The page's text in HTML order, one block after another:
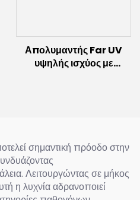
Απολυμαντής Far UV
υψηλής ισχύος με
σημαντική πρόοδο στην
Λειτουργώντας σε μήκος
η λυχνία αδρανοποιεί